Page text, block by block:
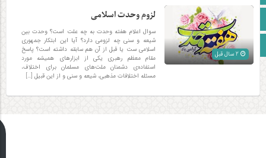
اینستاگرام
زبان انگلیسی
لزوم وحدت اسلامی
سوال اعلام هفته وحدت به چه علت است؟ وحدت بین
شیعه و سنی چه لزومی دارد؟ آیا این ابتکار جمهوری
اسلامی ست یا قبل از آن هم سابقه داشته است؟ پاسخ
مقام معظم رهبری یکی از ابزارهای همیشه مورد
استفاده‌ی دشمنان ملت‌های مسلمان برای اختلاف،
مسئله‌ اختلافات مذهبی، شیعه و سنی و از این قبیل […]